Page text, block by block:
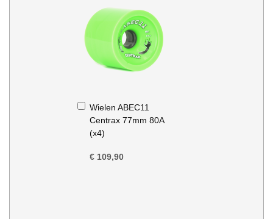
Wielen ABEC11
Centrax 77mm 80A
(x4)
€ 109,90
In
Winkelwagen